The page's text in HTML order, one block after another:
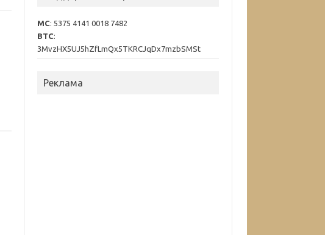
MC: 5375 4141 0018 7482
BTC:
3MvzHX5UJ5hZfLmQx5TKRCJqDx7mzbSMSt
Реклама